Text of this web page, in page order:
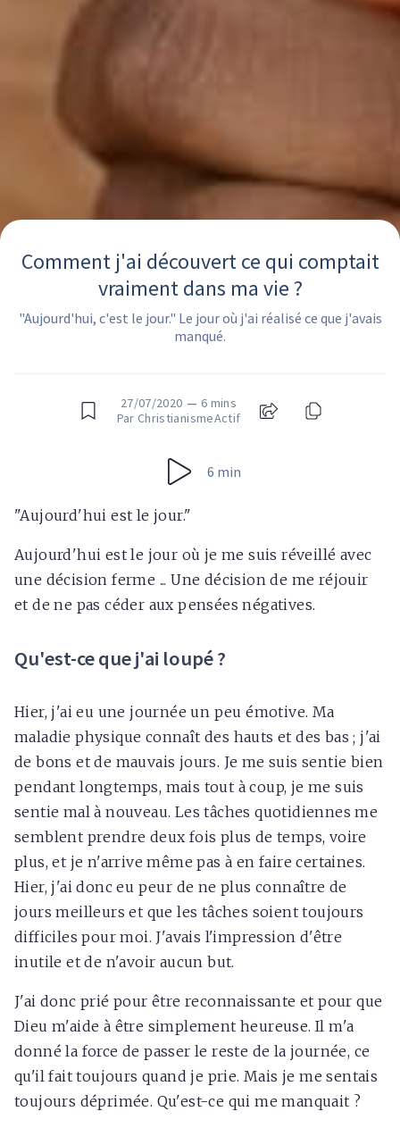
Comment j'ai découvert ce qui comptait
vraiment dans ma vie ?
"Aujourd'hui, c'est le jour." Le jour où j'ai réalisé ce que j'avais
manqué.
27/07/2020 — 6 mins
Par ChristianismeActif
6 min
"Aujourd'hui est le jour."
Aujourd'hui est le jour où je me suis réveillé avec
une décision ferme ... Une décision de me réjouir
et de ne pas céder aux pensées négatives.
Qu'est-ce que j'ai loupé ?
Hier, j'ai eu une journée un peu émotive. Ma
maladie physique connaît des hauts et des bas ; j'ai
de bons et de mauvais jours. Je me suis sentie bien
pendant longtemps, mais tout à coup, je me suis
sentie mal à nouveau. Les tâches quotidiennes me
semblent prendre deux fois plus de temps, voire
plus, et je n'arrive même pas à en faire certaines.
Hier, j'ai donc eu peur de ne plus connaître de
jours meilleurs et que les tâches soient toujours
difficiles pour moi. J'avais l'impression d'être
inutile et de n'avoir aucun but.
J'ai donc prié pour être reconnaissante et pour que
Dieu m'aide à être simplement heureuse. Il m'a
donné la force de passer le reste de la journée, ce
qu'il fait toujours quand je prie. Mais je me sentais
toujours déprimée. Qu'est-ce qui me manquait ?